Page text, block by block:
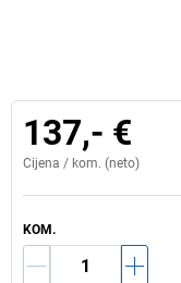
137,- €
Cijena / kom. (neto)
KOM.